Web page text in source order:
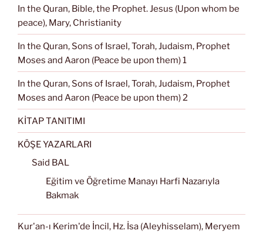
In the Quran, Bible, the Prophet. Jesus (Upon whom be
peace), Mary, Christianity
In the Quran, Sons of Israel, Torah, Judaism, Prophet
Moses and Aaron (Peace be upon them) 1
In the Quran, Sons of Israel, Torah, Judaism, Prophet
Moses and Aaron (Peace be upon them) 2
KİTAP TANITIMI
KÖŞE YAZARLARI
Said BAL
Eğitim ve Öğretime Manayı Harfi Nazarıyla
Bakmak
Kur'an-ı Kerim'de İncil, Hz. İsa (Aleyhisselam), Meryem